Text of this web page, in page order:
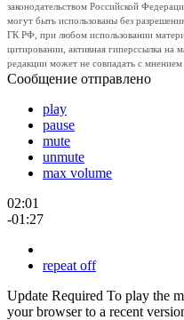
законодательством Российской
могут быть использованы без
ГК РФ, при любом использовании
цитировании, активная гиперссылка на
редакции может не совпадать с
Сообщение отправлено
play
pause
mute
unmute
max volume
02:01
-01:27
repeat off
Update Required To play the
your browser to a recent